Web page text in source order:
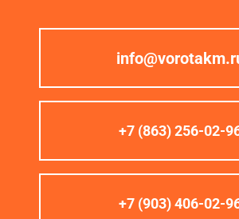
+7 (863) 256-02-
+7 (903) 406-02-